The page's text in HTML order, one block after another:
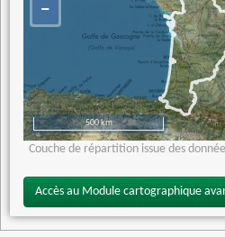
−
500 km
Couche de répartition issue des
Accès au Module cartographique